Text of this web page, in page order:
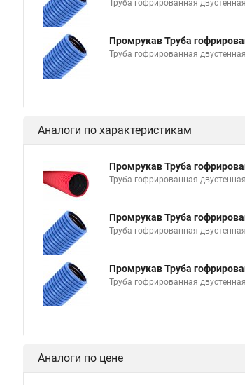
Труба гофрированная
Промрукав Труба
Труба гофрированная
Аналоги по характеристикам
Промрукав Труба
Труба гофрированная
Промрукав Труба
Труба гофрированная
Промрукав Труба
Труба гофрированная
Аналоги по цене